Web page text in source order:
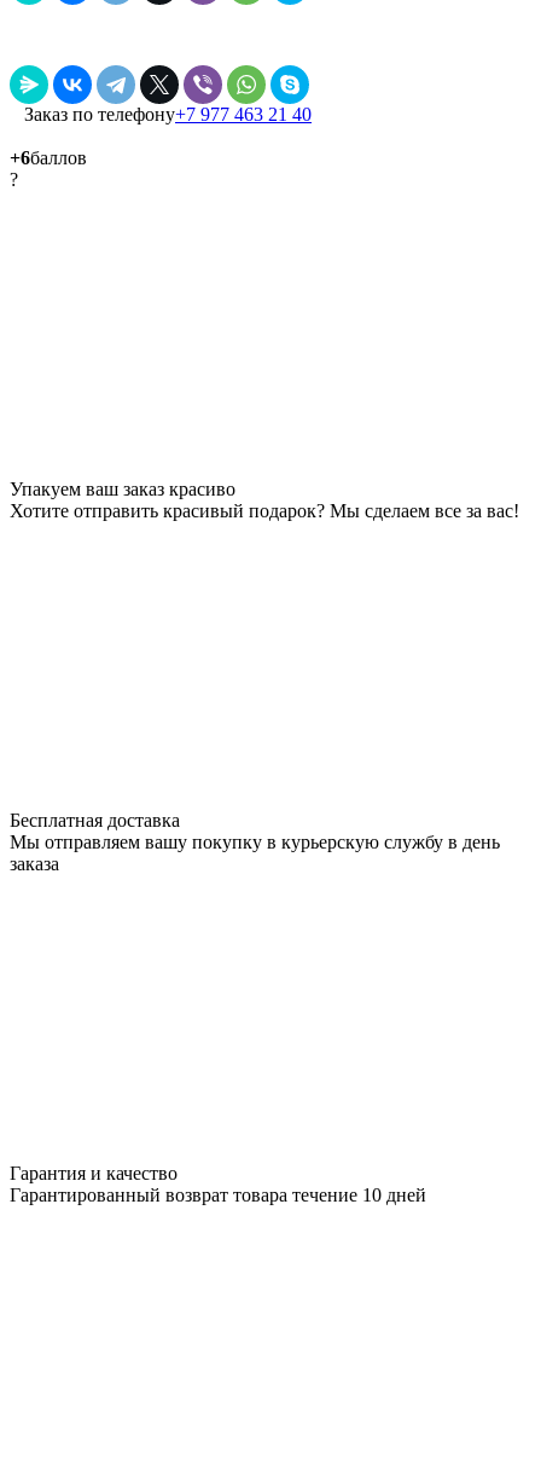
Заказ по телефону+7 977 463 21 40
+6баллов
?
Упакуем ваш заказ красиво
Хотите отправить красивый подарок? Мы сделаем все за вас!
Бесплатная доставка
Мы отправляем вашу покупку в курьерскую службу в день
заказа
Гарантия и качество
Гарантированный возврат товара течение 10 дней